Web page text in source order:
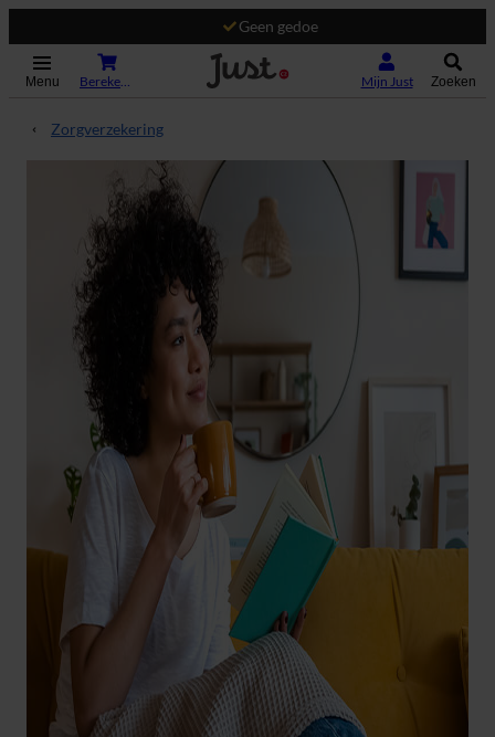
Geen gedoe
Menu Mijn Just Zoeken
Zorgverzekering